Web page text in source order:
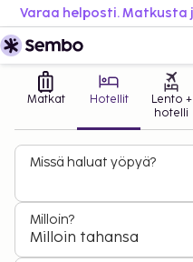
Matkat Hotellit
Lento +
hotelli
Missä haluat yöpyä?
Milloin?
Milloin tahansa